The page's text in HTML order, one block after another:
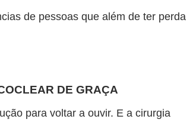
de pessoas que além de ter perda
DE GRAÇA
para voltar a ouvir. E a cirurgia